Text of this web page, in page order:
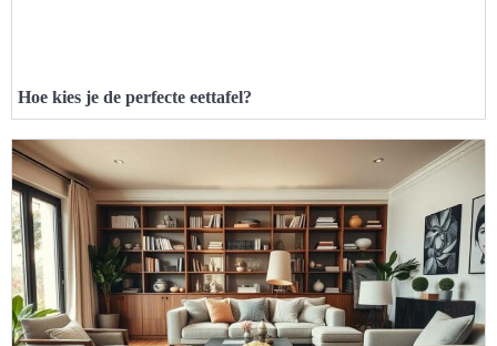
Hoe kies je de perfecte eettafel?